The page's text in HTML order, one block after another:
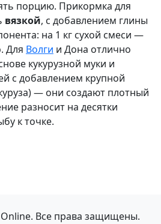
порцию. Прикормка для
вязкой, с добавлением глины
на 1 кг сухой смеси —
Для Волги и Дона отлично
кукурузной муки и
с добавлением крупной
— они создают плотный
разносит на десятки
к точке.
Все права защищены.